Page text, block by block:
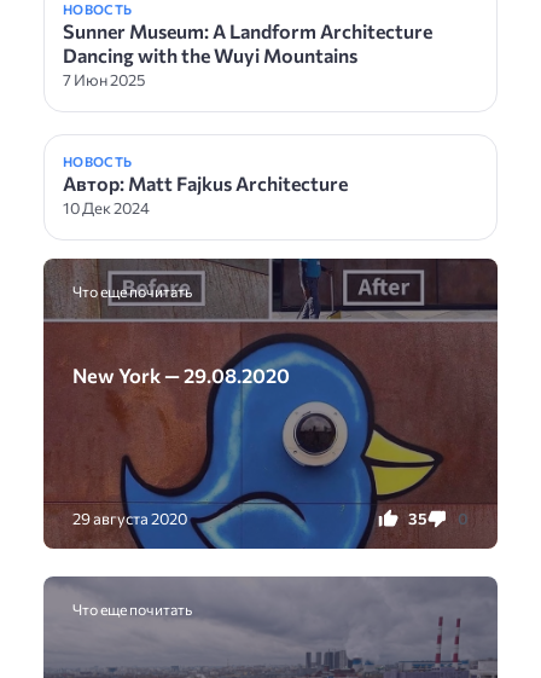
НОВОСТЬ
Sunner Museum: A Landform Architecture
Dancing with the Wuyi Mountains
7 Июн 2025
НОВОСТЬ
Автор: Matt Fajkus Architecture
10 Дек 2024
Что еще почитать
New York — 29.08.2020
29 августа 2020 35 0
Что еще почитать